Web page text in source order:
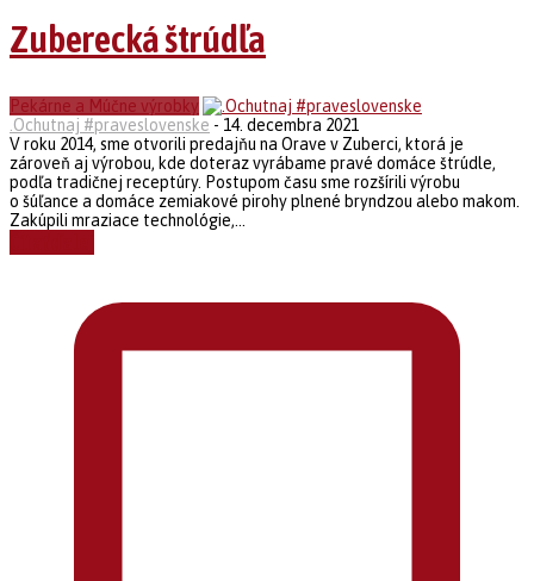
Zuberecká štrúdľa
Pekárne a Múčne výrobky
.Ochutnaj #praveslovenske - 14. decembra 2021
V roku 2014, sme otvorili predajňu na Orave v Zuberci, ktorá je
zároveň aj výrobou, kde doteraz vyrábame pravé domáce štrúdle,
podľa tradičnej receptúry. Postupom času sme rozšírili výrobu
o šúľance a domáce zemiakové pirohy plnené bryndzou alebo makom.
Zakúpili mraziace technológie,...